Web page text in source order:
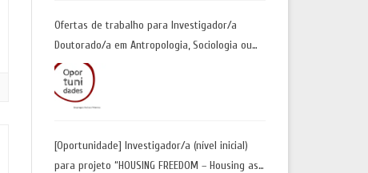
Ofertas de trabalho para Investigador/a
Doutorado/a em Antropologia, Sociologia ou
Geografia Humana| Universidade de Coimbra |
Candidaturas até 29 de maio 2026
[Oportunidade] Investigador/a (nível inicial)
para projeto “HOUSING FREEDOM – Housing as